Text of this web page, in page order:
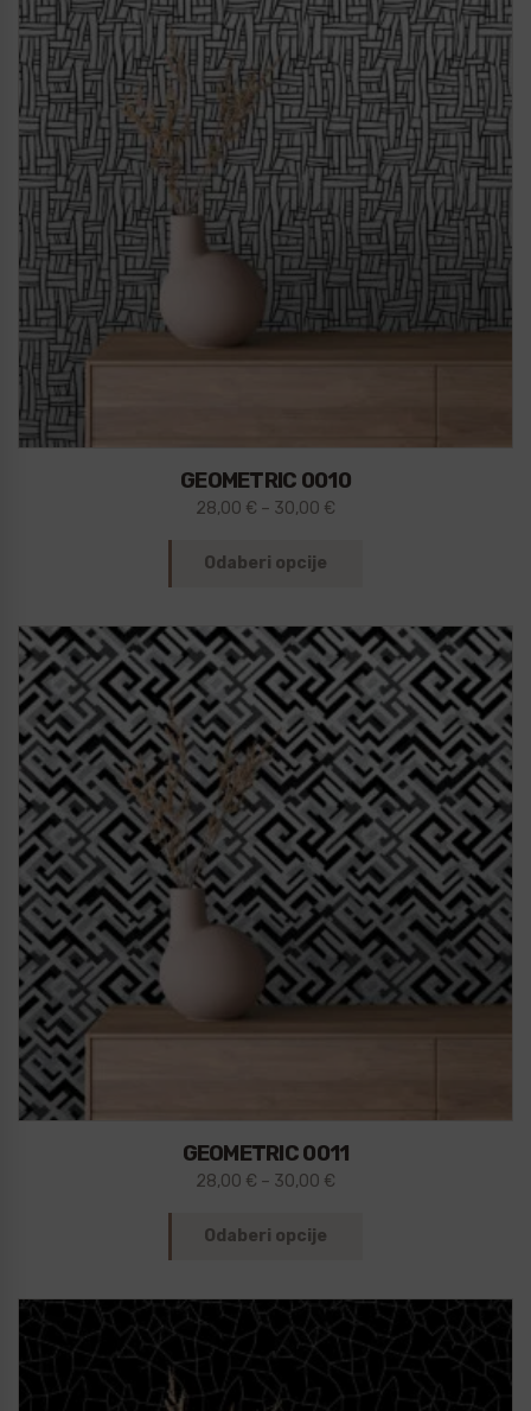
GEOMETRIC 0010
28,00 € – 30,00 €
Odaberi opcije
GEOMETRIC 0011
28,00 € – 30,00 €
Odaberi opcije